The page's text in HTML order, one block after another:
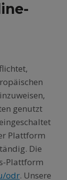
genutzt
Plattform
Die
Plattform
odr. Unsere